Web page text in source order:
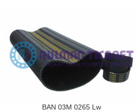
BAN 03M 0265 Lw